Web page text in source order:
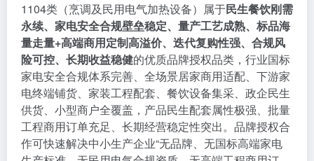
1104类（烹调及民用电气加热设备）属于民生餐饮刚需
永续、家电安全合规壁垒稳定、量产工艺成熟、标品海
量走量+高端商用定制高溢价、迭代复购性强、合规风
险可控、长期收益稳健的优质品牌授权品类，行业国标
家电安全合规体系完善、全场景居家商用适配、下游家
电终端铺货、家装工程配套、餐饮设备集采、政企民生
供货、小型商户全覆盖，产品民生配套属性极强、批量
工程商用订单充足、长期经营稳定性突出。品牌授权合
作可快速解决中小生产企业“无品牌、无国标高端家电